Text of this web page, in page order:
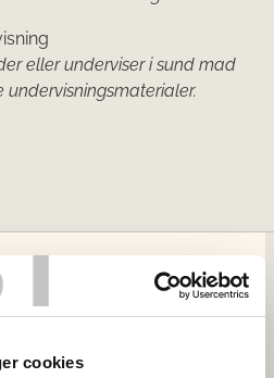
cookies
eller underviser i sund mad
at reglerne bliver overholdt